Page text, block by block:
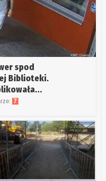
spod
Biblioteki.
7